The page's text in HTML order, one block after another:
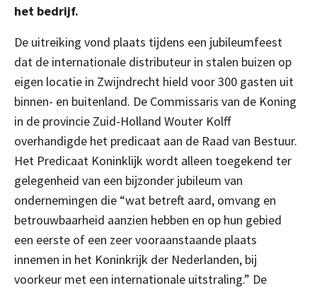
het bedrijf.
De uitreiking vond plaats tijdens een jubileumfeest
dat de internationale distributeur in stalen buizen op
eigen locatie in Zwijndrecht hield voor 300 gasten uit
binnen- en buitenland. De Commissaris van de Koning
in de provincie Zuid-Holland Wouter Kolff
overhandigde het predicaat aan de Raad van Bestuur.
Het Predicaat Koninklijk wordt alleen toegekend ter
gelegenheid van een bijzonder jubileum van
ondernemingen die “wat betreft aard, omvang en
betrouwbaarheid aanzien hebben en op hun gebied
een eerste of een zeer vooraanstaande plaats
innemen in het Koninkrijk der Nederlanden, bij
voorkeur met een internationale uitstraling.” De